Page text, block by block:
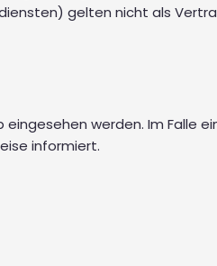
gelten nicht als
werden. Im Falle
informiert.